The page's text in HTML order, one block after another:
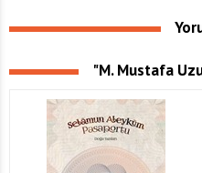
"M. Mustafa